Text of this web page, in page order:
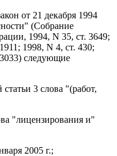
от 21 декабря 1994
(Собрание
1994, N 35, ст. 3649;
1998, N 4, ст. 430;
следующие
статьи 3 слова "(работ,
"лицензирования и"
2005 г.;